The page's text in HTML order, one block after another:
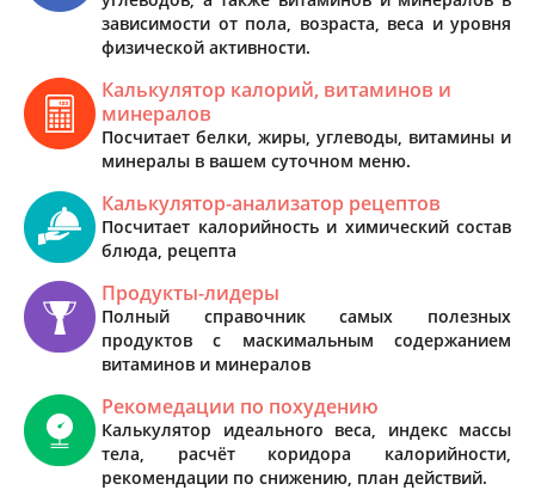
зависимости от пола, возраста, веса и уровня
физической активности.
Калькулятор калорий, витаминов и
минералов
Посчитает белки, жиры, углеводы, витамины и
минералы в вашем суточном меню.
Калькулятор-анализатор рецептов
Посчитает калорийность и химический состав
блюда, рецепта
Продукты-лидеры
Полный справочник самых полезных
продуктов с маскимальным содержанием
витаминов и минералов
Рекомедации по похудению
Калькулятор идеального веса, индекс массы
тела, расчёт коридора калорийности,
рекомендации по снижению, план действий.